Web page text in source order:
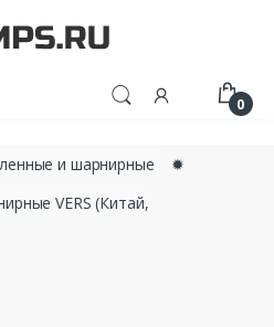
0
и шарнирные
✹
VERS (Китай,